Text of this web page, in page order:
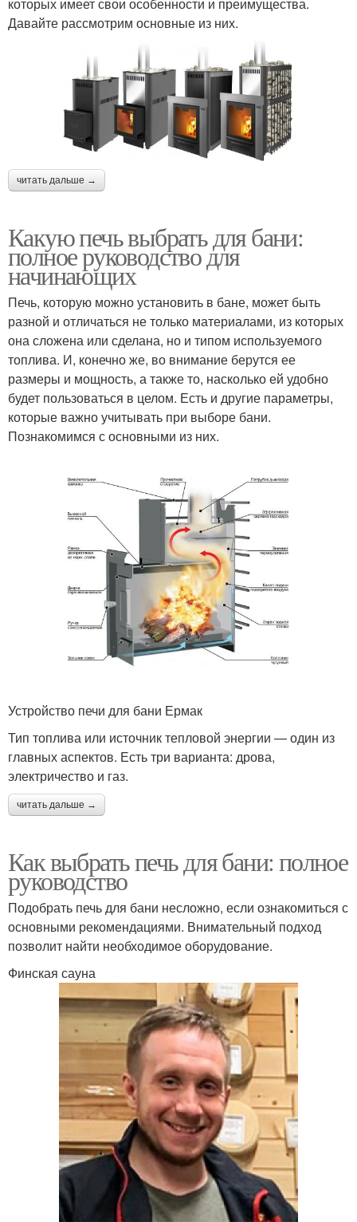
Давайте рассмотрим основные из них.
читать дальше →
Какую печь выбрать для бани:
полное руководство для
начинающих
Печь, которую можно установить в бане, может быть
разной и отличаться не только материалами, из которых
она сложена или сделана, но и типом используемого
топлива. И, конечно же, во внимание берутся ее
размеры и мощность, а также то, насколько ей удобно
будет пользоваться в целом. Есть и другие параметры,
которые важно учитывать при выборе бани.
Познакомимся с основными из них.
Устройство печи для бани Ермак
Тип топлива или источник тепловой энергии — один из
главных аспектов. Есть три варианта: дрова,
электричество и газ.
читать дальше →
Как выбрать печь для бани: полное
руководство
Подобрать печь для бани несложно, если ознакомиться с
основными рекомендациями. Внимательный подход
позволит найти необходимое оборудование.
Финская сауна